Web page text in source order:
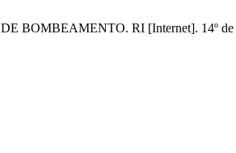
RI [Internet]. 14º de